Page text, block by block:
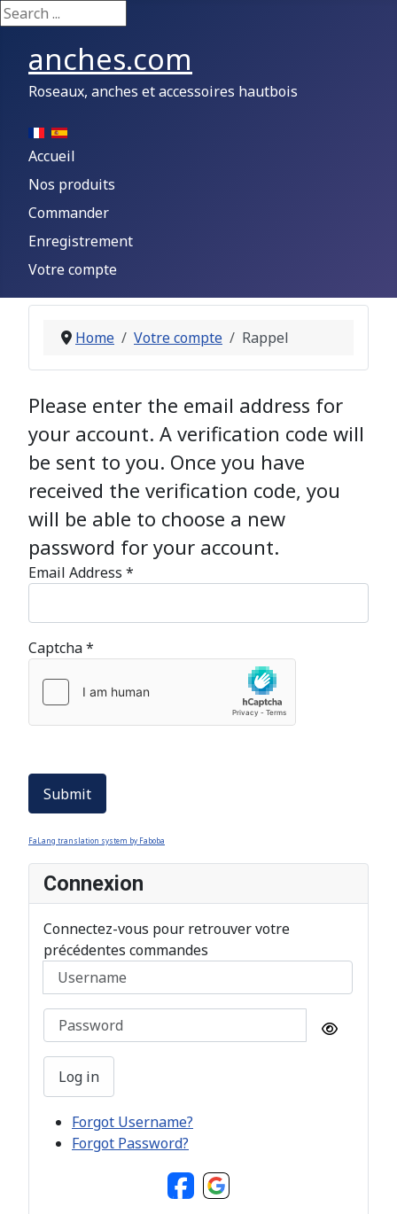
Search ...
anches.com
Roseaux, anches et accessoires hautbois
Accueil
Nos produits
Commander
Enregistrement
Votre compte
Home Votre compte Rappel
Please enter the email address for
your account. A verification code will
be sent to you. Once you have
received the verification code, you
will be able to choose a new
password for your account.
Email Address *
Captcha*
Submit
FaLang translation system by Faboba
Connexion
Connectez-vous pour retrouver votre
précédentes commandes
Username
Password
Log in
Forgot Username?
Forgot Password?